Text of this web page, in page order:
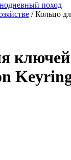
поход
/ Кольцо